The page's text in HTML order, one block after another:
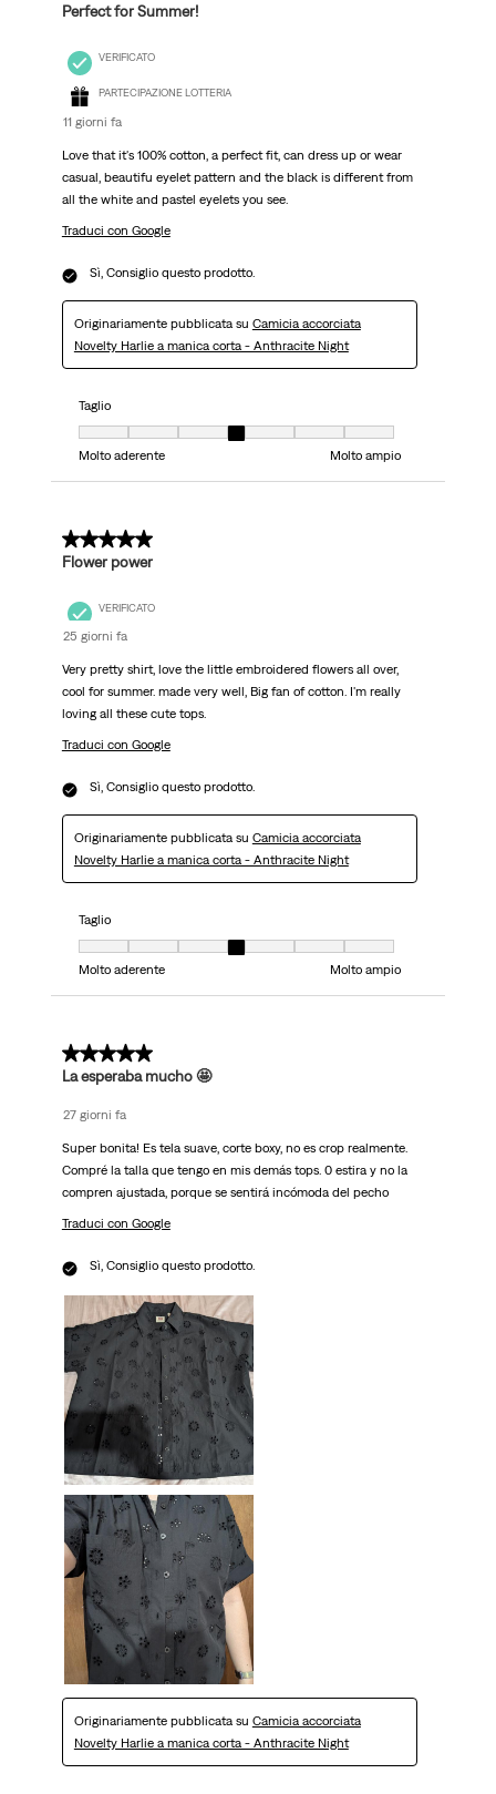
Perfect for Summer!
VERIFICATO
PARTECIPAZIONE LOTTERIA
11 giorni fa
Love that it's 100% cotton, a perfect fit, can dress up or wear
casual, beautifu eyelet pattern and the black is different from
all the white and pastel eyelets you see.
Traduci con Google
Sì, Consiglio questo prodotto.
Originariamente pubblicata su Camicia accorciata
Novelty Harlie a manica corta - Anthracite Night
Taglio
Taglio, 4 su 7, dove 1 è uguale a Molto aderente e 7 è uguale a Molto
Molto aderente
Molto ampio
5 su 5 stelle.
Flower power
VERIFICATO
25 giorni fa
Very pretty shirt, love the little embroidered flowers all over,
cool for summer. made very well, Big fan of cotton. I'm really
loving all these cute tops.
Traduci con Google
Sì, Consiglio questo prodotto.
Originariamente pubblicata su Camicia accorciata
Novelty Harlie a manica corta - Anthracite Night
Taglio
Taglio, 4 su 7, dove 1 è uguale a Molto aderente e 7 è uguale a Molto
Molto aderente
Molto ampio
5 su 5 stelle.
La esperaba mucho 🤩
27 giorni fa
Super bonita! Es tela suave, corte boxy, no es crop realmente.
Compré la talla que tengo en mis demás tops. 0 estira y no la
compren ajustada, porque se sentirá incómoda del pecho
Traduci con Google
Sì, Consiglio questo prodotto.
Originariamente pubblicata su Camicia accorciata
Novelty Harlie a manica corta - Anthracite Night